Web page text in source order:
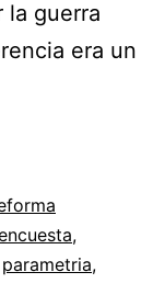
la guerra
era un
,
parametria,